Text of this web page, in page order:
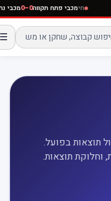
חימכבי פתח תקווה0–0 מכבי
☰
תוצאות בפועל.
תוצאות.